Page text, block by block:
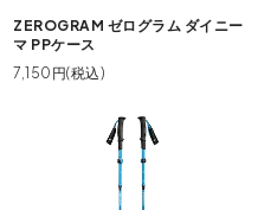
ZEROGRAM ゼログラム ダイニー
マ PPケース
7,150円(税込)